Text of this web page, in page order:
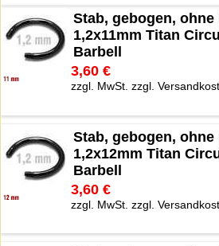
Stab, gebogen, ohne
1,2x11mm Titan
Barbell
3,60 €
zzgl. MwSt. zzgl.
Stab, gebogen, ohne
1,2x12mm Titan
Barbell
3,60 €
zzgl. MwSt. zzgl.